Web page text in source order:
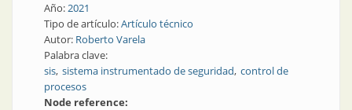
Año:2021
Tipo de artículo:Artículo técnico
Autor: Roberto Varela
Palabra clave:
sis sistema instrumentado de seguridad control de
procesos
Node reference: